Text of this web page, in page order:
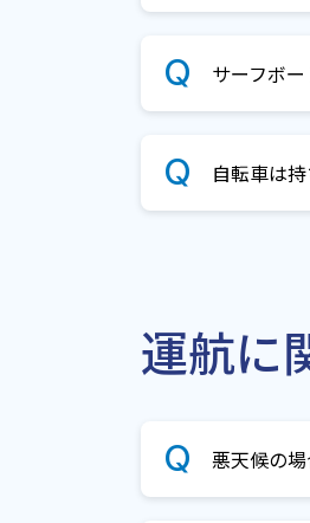
サーフボ
自転車は
運航に
悪天候の